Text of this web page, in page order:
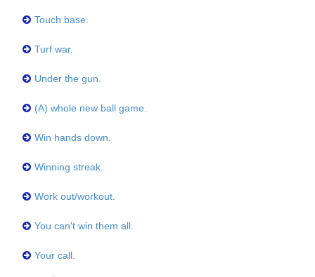
Touch base.
Turf war.
Under the gun.
(A) whole new ball game.
Win hands down.
Winning streak.
Work out/workout.
You can't win them all.
Your call.